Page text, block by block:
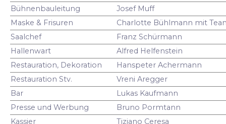
Bühnenbauleitung
Josef Muff
Maske & Frisuren
Charlotte Bühlmann mit
Saalchef
Franz Schürmann
Hallenwart
Alfred Helfenstein
Restauration, Dekoration
Hanspeter Achermann
Restauration Stv.
Vreni Aregger
Bar
Lukas Kaufmann
Presse und Werbung
Bruno Pormtann
Kassier
Tiziano Ceresa